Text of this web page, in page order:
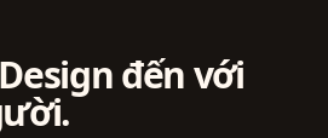
đến với